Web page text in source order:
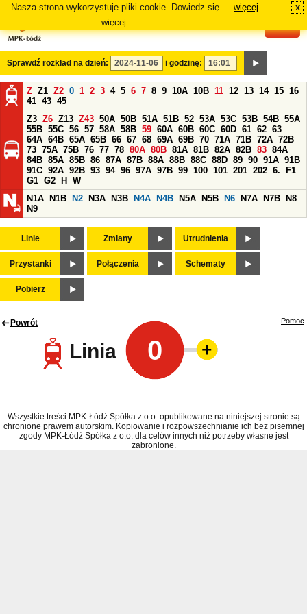
Nasza strona wykorzystuje pliki cookie. Dowiedz się
więcej.
więcej x
Sprawdź rozkład na dzień: i godzinę:
Z Z1 Z2 0 1 2 3 4 5 6 7 8 9 10A 10B 11 12 13 14 15 16
41 43 45
Z3 Z6 Z13 Z43 50A 50B 51A 51B 52 53A 53C 53B 54B 55A
55B 55C 56 57 58A 58B 59 60A 60B 60C 60D 61 62 63
64A 64B 65A 65B 66 67 68 69A 69B 70 71A 71B 72A 72B
73 75A 75B 76 77 78 80A 80B 81A 81B 82A 82B 83 84A
84B 85A 85B 86 87A 87B 88A 88B 88C 88D 89 90 91A 91B
91C 92A 92B 93 94 96 97A 97B 99 100 101 201 202 6.
F1
G1 G2 H
W
N1A
N1B N2 N3A N3B N4A N4B N5A N5B N6 N7A N7B
N8
N9
Linie Zmiany Utrudnienia
Przystanki Połączenia Schematy
Pobierz
Powrót
Linia 0
Pomoc
Wszystkie treści MPK-Łódź Spółka z o.o. opublikowane na niniejszej stronie są
chronione prawem autorskim. Kopiowanie i rozpowszechnianie ich bez pisemnej
zgody MPK-Łódź Spółka z o.o. dla celów innych niż potrzeby własne jest
zabronione.